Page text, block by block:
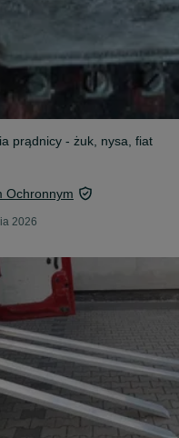
prądnicy - żuk, nysa, fiat
Ochronnym
2026